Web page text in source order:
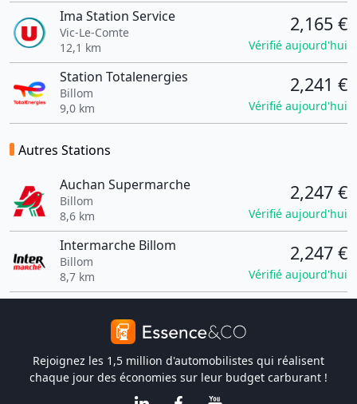
Ima Station Service
Vic-Le-Comte
12,1 km
2,165 €
Vérifié aujourd'hui
Station Totalenergies
Billom
9,0 km
2,241 €
Vérifié aujourd'hui
Autres Stations
Auchan Supermarche
Billom
8,6 km
2,247 €
Vérifié aujourd'hui
Intermarche Billom
Billom
8,7 km
2,247 €
Vérifié aujourd'hui
Rejoignez les 1,5 million d'automobilistes qui réalisent
chaque jour des économies sur leur budget carburant !